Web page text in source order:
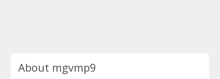
About mgvmp9